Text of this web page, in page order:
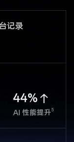
记录
44%
AI 性能提升5